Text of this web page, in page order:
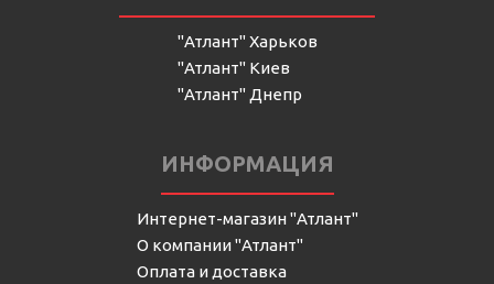
"Атлант" Харьков
"Атлант" Киев
"Атлант" Днепр
ИНФОРМАЦИЯ
Интернет-магазин "Атлант"
О компании "Атлант"
Оплата и доставка